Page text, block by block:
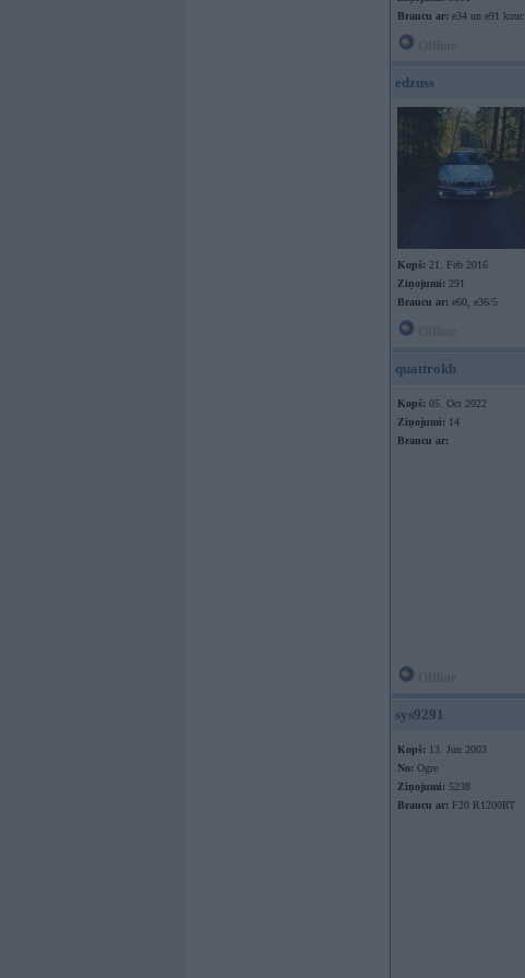
Braucu ar: e34 un e91 kuuc
edzuss
Kopš: 21. Feb 2016
Ziņojumi: 291
Braucu ar: e60, e36/5
quattrokb
Kopš: 05. Oct 2022
Ziņojumi: 14
Braucu ar:
sys9291
Kopš: 13. Jun 2003
No: Ogre
Ziņojumi: 5238
Braucu ar: F20 R1200RT